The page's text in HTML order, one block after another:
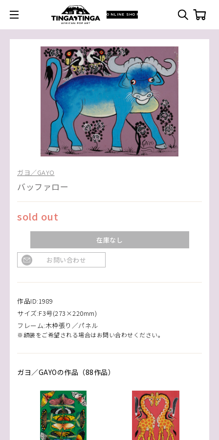
ONLINE SHOP
ガヨ／GAYO
バッファロー
sold out
在庫なし
お問い合わせ
作品ID:1989
サイズ:F3号(273×220mm)
フレーム:木枠張り／パネル
※額装をご希望される場合はお問い合わせください。
ガヨ／GAYOの作品（88作品）